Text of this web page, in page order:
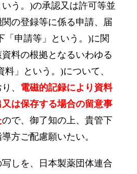
う。)の承認又は許可等並
の登録等に係る申請、届
「申請等」という。)に関
料の根拠となるいわゆる
料」という。)について、
、 電磁的記録により資料
は保存する場合の留意事
ので、御了知の上、貴管下
方ご配慮願いたい。
しを、日本製薬団体連合